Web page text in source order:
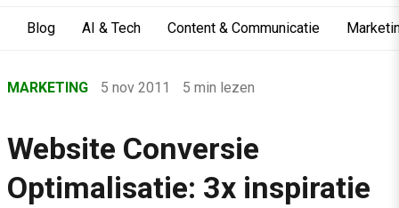
Blog AI & Tech Content & Communicatie
›
›
Marketing
MARKETING 5 nov 2011 5 min lezen
Website Conversie
Optimalisatie: 3x inspiratie